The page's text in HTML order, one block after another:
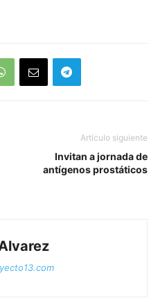
Artículo siguiente
Invitan a jornada de
antígenos prostáticos